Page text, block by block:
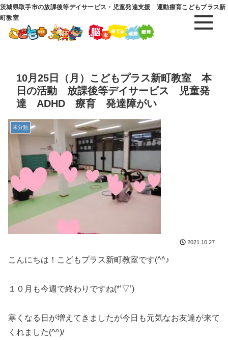
茨城県取手市の放課後等デイサービス・児童発達支援 運動療育こどもプラス新
町教室
10月25日（月）こどもプラス新町教室 本
日の活動 放課後等デイサービス 児童発
達 ADHD 療育 発達障がい
未分類
2021.10.27
こんにちは！こどもプラス新町教室です(^^♪
１０月も今週で終わりですね(*’▽’)
寒くなる日が増えてきましたが今日も元気なお友達が来て
くれました(^^)/